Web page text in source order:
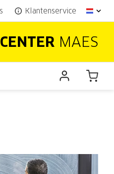
Klantenservice
MAES